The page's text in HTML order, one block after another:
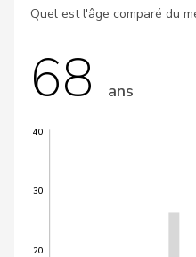
Quel est l'âge comparé du
68 ans
20
30
40